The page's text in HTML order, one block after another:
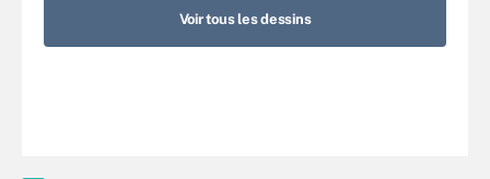
Voir tous les dessins